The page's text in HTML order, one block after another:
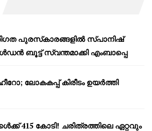
പുരസ്‌കാരങ്ങളിൽ സ്പാനിഷ്
ബൂട്ട് സ്വന്തമാക്കി എംബാപ്പെ
ലോകകപ്പ് കിരീടം ഉയർത്തി
415 കോടി! ചരിത്രത്തിലെ ഏറ്റവും